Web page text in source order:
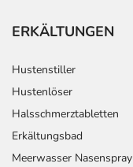
ERKÄLTUNGEN
Hustenstiller
Hustenlöser
Halsschmerztabletten
Erkältungsbad
Meerwasser Nasenspray